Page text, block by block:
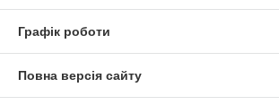
Графік роботи
Повна версія сайту